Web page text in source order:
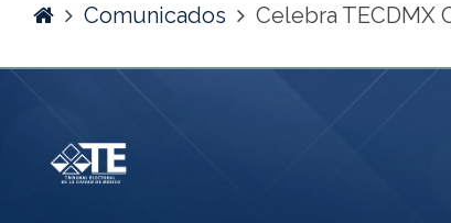
HomeComunicados Celebra TECDMX